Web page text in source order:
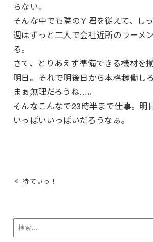
らない。
そんな中でも隣のＹ君を従えて、し
週はずっと二人で会社近所のラーメ
る。
さて、とりあえず準備できる機材を
明日。それで明後日から本格稼働し
まぁ無理だろうね…。
そんなこんなで23時半まで仕事。明
いっぱいいっぱいだろうなぁ。
待てぃっ！